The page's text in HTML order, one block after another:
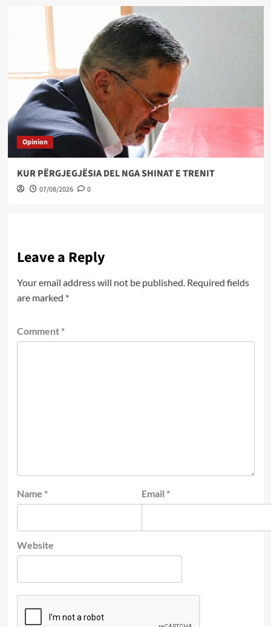
Opinion
KUR PËRGJEGJËSIA DEL NGA SHINAT E TRENIT
07/08/2026 0
Leave a Reply
Your email address will not be published. Required fields
are marked *
Comment *
Name * Email *
Website